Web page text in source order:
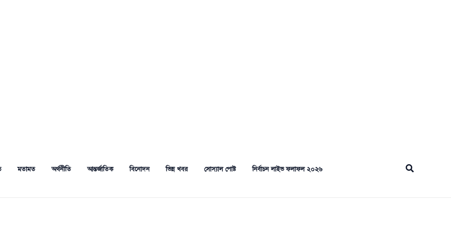
মতামত অর্থনীতি আন্তর্জাতিক বিনোদন ভিন্ন খবর সোস্যাল পোষ্ট নির্বাচন লাইভ ফলাফল ২০২৬ Search